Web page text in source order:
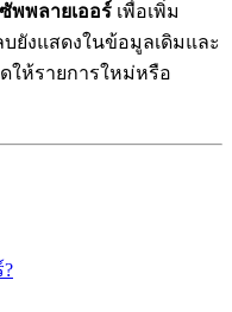
พพลายเออร์ เพื่อเพิ่ม
ยังแสดงในข้อมูลเดิมและ
ให้รายการใหม่หรือ